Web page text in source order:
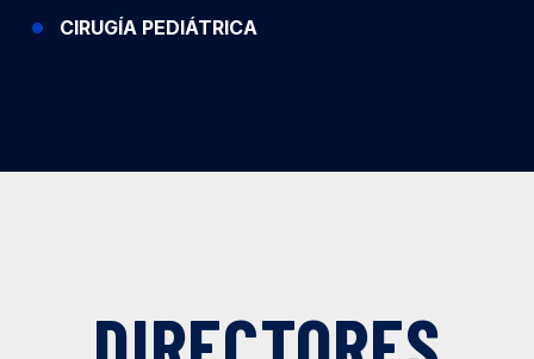
CIRUGÍA PEDIÁTRICA